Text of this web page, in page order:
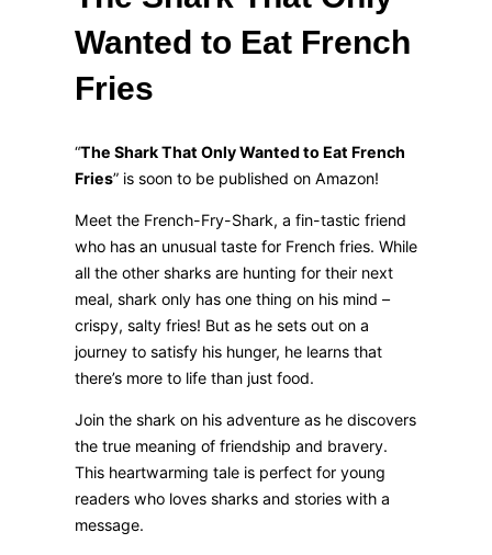
Wanted to Eat French
Fries
“The Shark That Only Wanted to Eat French
Fries” is soon to be published on Amazon!
Meet the French-Fry-Shark, a fin-tastic friend
who has an unusual taste for French fries. While
all the other sharks are hunting for their next
meal, shark only has one thing on his mind –
crispy, salty fries! But as he sets out on a
journey to satisfy his hunger, he learns that
there’s more to life than just food.
Join the shark on his adventure as he discovers
the true meaning of friendship and bravery.
This heartwarming tale is perfect for young
readers who loves sharks and stories with a
message.